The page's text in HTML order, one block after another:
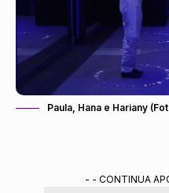
Paula, Hana e Hariany
- - CONTINUA